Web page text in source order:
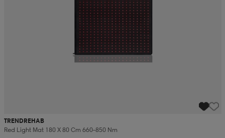
TRENDREHAB
Red Light Mat 180 X 80 Cm 660–850 Nm